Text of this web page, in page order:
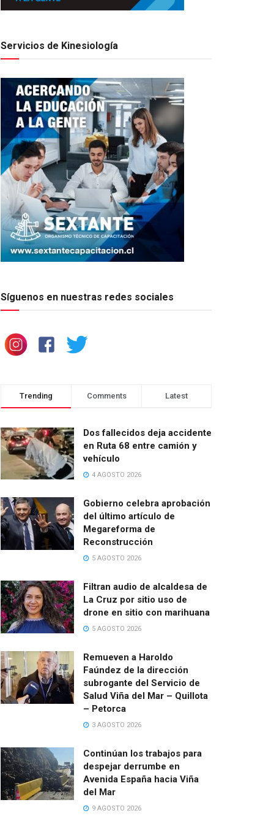
Servicios de Kinesiología
Síguenos en nuestras redes sociales
Trending Comments Latest
Dos fallecidos deja accidente
en Ruta 68 entre camión y
vehículo
4 AGOSTO 2026
Gobierno celebra aprobación
del último artículo de
Megareforma de
Reconstrucción
5 AGOSTO 2026
Filtran audio de alcaldesa de
La Cruz por sitio uso de
drone en sitio con marihuana
5 AGOSTO 2026
Remueven a Haroldo
Faúndez de la dirección
subrogante del Servicio de
Salud Viña del Mar – Quillota
– Petorca
3 AGOSTO 2026
Continúan los trabajos para
despejar derrumbe en
Avenida España hacia Viña
del Mar
9 AGOSTO 2026